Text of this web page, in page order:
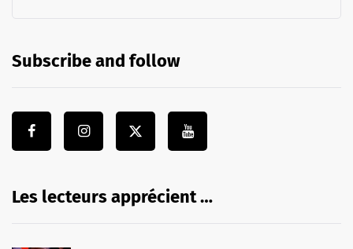
Subscribe and follow
Les lecteurs apprécient …